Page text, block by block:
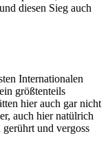
diesen Sieg auch
Internationalen
größtenteils
hier auch gar nicht
auch hier natülrich
und vergoss